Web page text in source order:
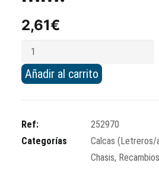
2,61€
Escudo
frontal
Piaggio
mm.
cantidad
Añadir al carrito
Ref:
252970
Categorías
Calcas (Letreros/
Chasis, Recambios